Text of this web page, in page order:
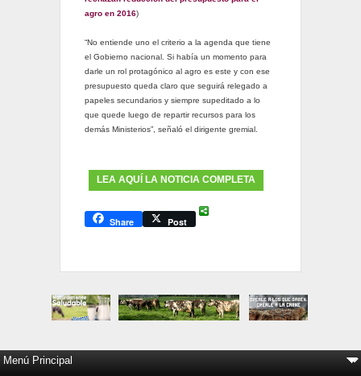
agro en 2016)
“No entiende uno el criterio a la agenda que tiene
el Gobierno nacional. Si había un momento para
darle un rol protagónico al agro es este y con ese
presupuesto queda claro que seguirá relegado a
papeles secundarios y siempre supeditado a lo
que quede luego de repartir recursos para los
demás Ministerios”, señaló el dirigente gremial.
LEA AQUÍ LA NOTICIA COMPLETA
Share Post